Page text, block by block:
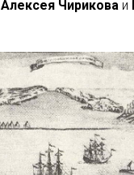
Алексея Чирикова и